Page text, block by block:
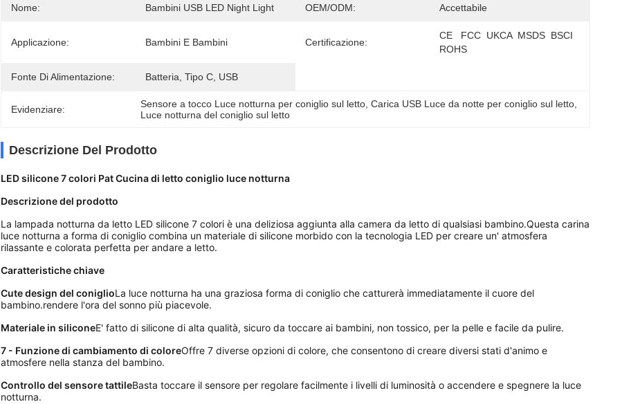
Nome: Bambini USB LED Night Light OEM/ODM: Accettabile
Applicazione: Bambini E Bambini Certificazione:
CE   FCC  UKCA  MSDS  BSCI
ROHS
Fonte Di Alimentazione: Batteria, Tipo C, USB
Evidenziare: Sensore a tocco Luce notturna per coniglio sul letto , Carica USB Luce da notte per coniglio sul letto
Luce notturna del coniglio sul letto
Descrizione Del Prodotto
LED silicone 7 colori Pat Cucina di letto coniglio luce notturna
Descrizione del prodotto
La lampada notturna da letto LED silicone 7 colori è una deliziosa aggiunta alla camera da letto di qualsiasi bambino.Questa carina
luce notturna a forma di coniglio combina un materiale di silicone morbido con la tecnologia LED per creare un' atmosfera
rilassante e colorata perfetta per andare a letto.
Caratteristiche chiave
Cute design del coniglioLa luce notturna ha una graziosa forma di coniglio che catturerà immediatamente il cuore del
bambino.rendere l'ora del sonno più piacevole.
Materiale in siliconeE' fatto di silicone di alta qualità, sicuro da toccare ai bambini, non tossico, per la pelle e facile da pulire.
7 - Funzione di cambiamento di coloreOffre 7 diverse opzioni di colore, che consentono di creare diversi stati d'animo e
atmosfere nella stanza del bambino.
Controllo del sensore tattileBasta toccare il sensore per regolare facilmente i livelli di luminosità o accendere e spegnere la luce
notturna.